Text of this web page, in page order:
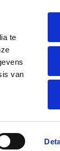
te
van
DECORATIE